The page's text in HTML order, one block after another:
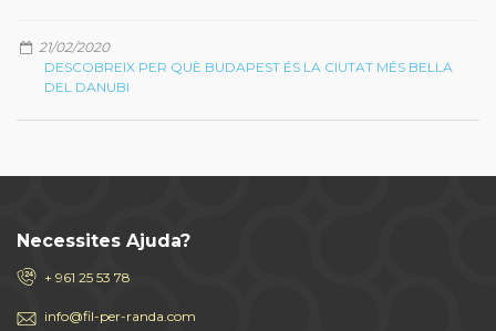
21/02/2020
DESCOBREIX PER QUÈ BUDAPEST ÉS LA CIUTAT MÉS BELLA
DEL DANUBI
Necessites Ajuda?
+ 961 25 53 78
info@fil-per-randa.com